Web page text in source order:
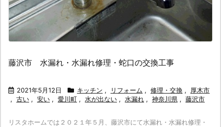
藤沢市 水漏れ・水漏れ修理・蛇口の交換工事
2021年5月12日 キッチン , リフォーム , 修理・交換 ,
厚木市
, 古い , 安い , 愛川町 , 水が出ない , 水漏れ , 神奈川県 , 藤沢市
リスタホームでは２０２１年５月、藤沢市にて水漏れ・水漏れ修理・